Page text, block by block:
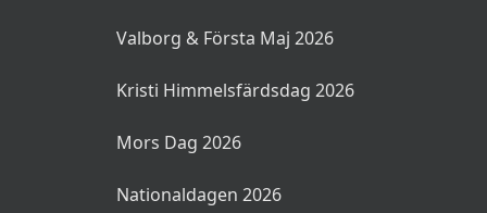
Valborg & Första Maj 2026
Kristi Himmelsfärdsdag 2026
Mors Dag 2026
Nationaldagen 2026